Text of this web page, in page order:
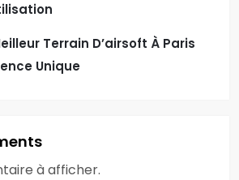
Terrain D’airsoft À Paris
Unique
à afficher.